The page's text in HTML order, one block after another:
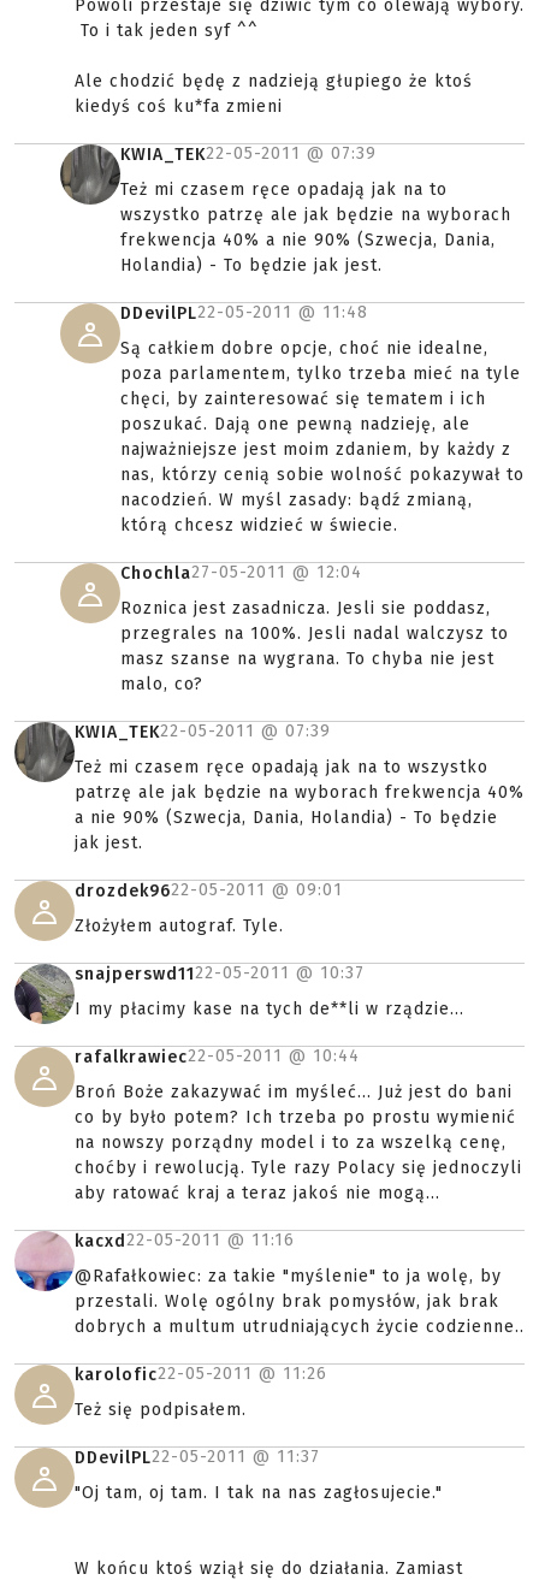
Powoli przestaje się dziwić tym co olewają wybory.
To i tak jeden syf ^^
Ale chodzić będę z nadzieją głupiego że ktoś
kiedyś coś ku*fa zmieni
KWIA_TEK22-05-2011 @ 07:39
Też mi czasem ręce opadają jak na to
wszystko patrzę ale jak będzie na wyborach
frekwencja 40% a nie 90% (Szwecja, Dania,
Holandia) - To będzie jak jest.
DDevilPL22-05-2011 @ 11:48
Są całkiem dobre opcje, choć nie idealne,
poza parlamentem, tylko trzeba mieć na tyle
chęci, by zainteresować się tematem i ich
poszukać. Dają one pewną nadzieję, ale
najważniejsze jest moim zdaniem, by każdy z
nas, którzy cenią sobie wolność pokazywał to
nacodzień. W myśl zasady: bądź zmianą,
którą chcesz widzieć w świecie.
Chochla27-05-2011 @ 12:04
Roznica jest zasadnicza. Jesli sie poddasz,
przegrales na 100%. Jesli nadal walczysz to
masz szanse na wygrana. To chyba nie jest
malo, co?
KWIA_TEK22-05-2011 @ 07:39
Też mi czasem ręce opadają jak na to wszystko
patrzę ale jak będzie na wyborach frekwencja 40%
a nie 90% (Szwecja, Dania, Holandia) - To będzie
jak jest.
drozdek9622-05-2011 @ 09:01
Złożyłem autograf. Tyle.
snajperswd1122-05-2011 @ 10:37
I my płacimy kase na tych de**li w rządzie...
rafalkrawiec22-05-2011 @ 10:44
Broń Boże zakazywać im myśleć... Już jest do bani
co by było potem? Ich trzeba po prostu wymienić
na nowszy porządny model i to za wszelką cenę,
choćby i rewolucją. Tyle razy Polacy się jednoczyli
aby ratować kraj a teraz jakoś nie mogą...
kacxd22-05-2011 @ 11:16
@Rafałkowiec: za takie "myślenie" to ja wolę, by
przestali. Wolę ogólny brak pomysłów, jak brak
dobrych a multum utrudniających życie codzienne..
karolofic22-05-2011 @ 11:26
Też się podpisałem.
DDevilPL22-05-2011 @ 11:37
"Oj tam, oj tam. I tak na nas zagłosujecie."
W końcu ktoś wziął się do działania. Zamiast